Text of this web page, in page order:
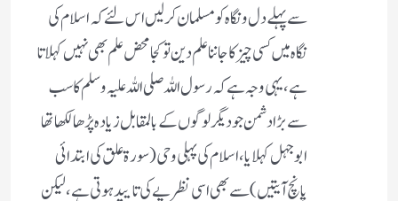
سے پہلے دل و نگاہ کو مسلمان کرلیں اس لئے کہ اسلام کی
نگاہ میں کسی چیز کا جاننا علم دین تو کجا محض علم بھی نہیں کہلاتا
ہے، یہی وجہ ہے کہ رسول اللہ صلی اللہ علیہ وسلم کا سب
سے بڑا دشمن جو دیگر لوگوں کے بالمقابل زیادہ پڑھا لکھا تھا
ابوجہل کہلایا، اسلام کی پہلی وحی (سورۃ علق کی ابتدائی
پانچ آیتیں) سے بھی اسی نظریے کی تایید ہوتی ہے ، لیکن